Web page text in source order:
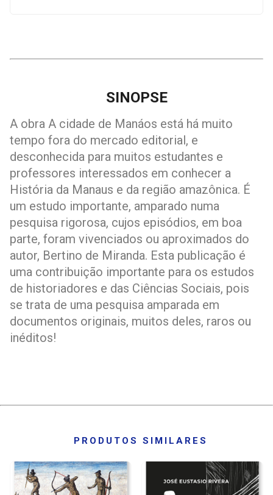
SINOPSE
A obra A cidade de Manáos está há muito
tempo fora do mercado editorial, e
desconhecida para muitos estudantes e
professores interessados em conhecer a
História da Manaus e da região amazônica. É
um estudo importante, amparado numa
pesquisa rigorosa, cujos episódios, em boa
parte, foram vivenciados ou aproximados do
autor, Bertino de Miranda. Esta publicação é
uma contribuição importante para os estudos
de historiadores e das Ciências Sociais, pois
se trata de uma pesquisa amparada em
documentos originais, muitos deles, raros ou
inéditos!
PRODUTOS SIMILARES